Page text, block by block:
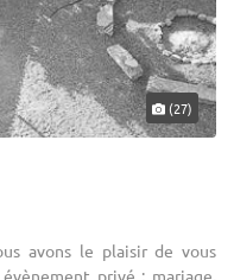
(27)
avons le plaisir de vous
privé : mariage,